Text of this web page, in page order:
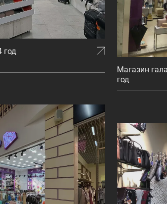
год
Магазин
год